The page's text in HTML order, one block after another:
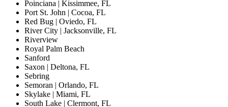
Poinciana | Kissimmee, FL
Port St. John | Cocoa, FL
Red Bug | Oviedo, FL
River City | Jacksonville, FL
Riverview
Royal Palm Beach
Sanford
Saxon | Deltona, FL
Sebring
Semoran | Orlando, FL
Skylake | Miami, FL
South Lake | Clermont, FL